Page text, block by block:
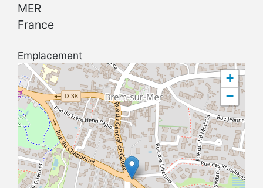
MER
France
Emplacement
+
−